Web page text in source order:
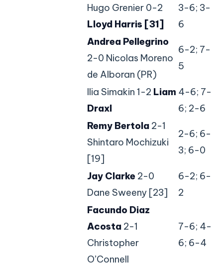
Hugo Grenier 0-2
Lloyd Harris [31]
3-6; 3-
6
Andrea Pellegrino
2-0 Nicolas Moreno
de Alboran (PR)
6-2; 7-
5
Ilia Simakin 1-2 Liam
Draxl
4-6; 7-
6; 2-6
Remy Bertola 2-1
Shintaro Mochizuki
[19]
2-6; 6-
3; 6-0
Jay Clarke 2-0
Dane Sweeny [23]
6-2; 6-
2
Facundo Diaz
Acosta 2-1
Christopher
O’Connell
7-6; 4-
6; 6-4